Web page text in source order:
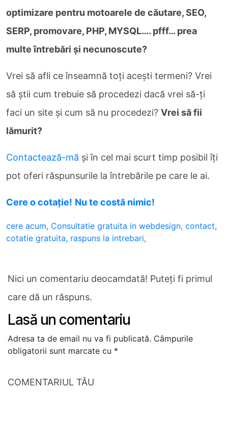
optimizare pentru motoarele de căutare, SEO,
SERP, promovare, PHP, MYSQL…. pfff… prea
multe întrebări şi necunoscute?
Vrei să afli ce înseamnă toţi aceşti termeni? Vrei
să ştii cum trebuie să procedezi dacă vrei să-ţi
faci un site şi cum să nu procedezi? Vrei să fii
lămurit?
Contactează-mă şi în cel mai scurt timp posibil îţi
pot oferi răspunsurile la întrebările pe care le ai.
Cere o cotaţie! Nu te costă nimic!
cere acum, Consultatie gratuita in webdesign, contact,
cotatie gratuita, raspuns la intrebari,
Nici un comentariu deocamdată! Puteți fi primul
care dă un răspuns.
Lasă un comentariu
Adresa ta de email nu va fi publicată. Câmpurile
obligatorii sunt marcate cu *
COMENTARIUL TĂU